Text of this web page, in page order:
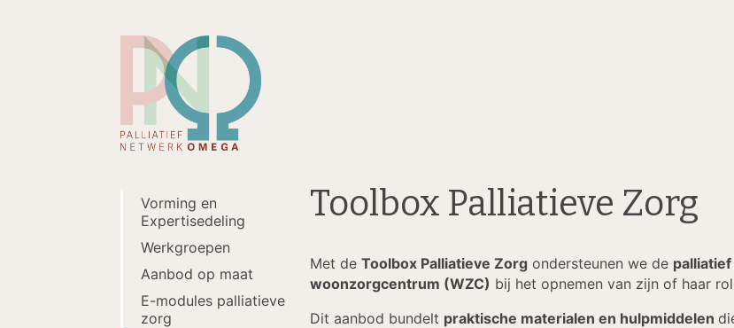
Vorming en
Expertisedeling
Werkgroepen
Aanbod op maat
E-modules palliatieve
zorg
Toolbox Palliatieve Zorg
Met de Toolbox Palliatieve Zorgondersteunen we de
woonzorgcentrum (WZC) bij het opnemen van zijn of haar
Dit aanbod bundelt praktische materialen en hulpmiddelen